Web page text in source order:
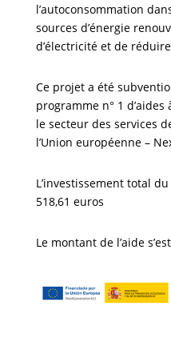
l’autoconsommation
sources d’énergie
d’électricité et de
Ce projet a été
programme n° 1
le secteur des services
l’Union européenne –
L’investissement total
518,61 euros
Le montant de l’aide